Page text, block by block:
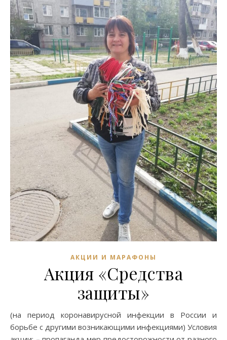
АКЦИИ И МАРАФОНЫ
Акция «Средства
защиты»
(на период коронавирусной инфекции в России и
борьбе с другими возникающими инфекциями) Условия